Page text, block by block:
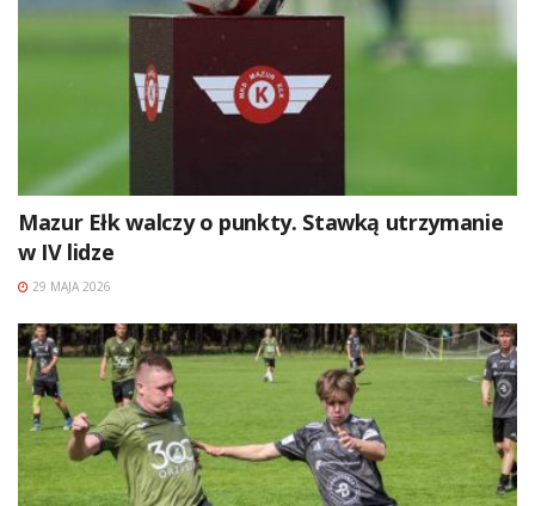
Mazur Ełk walczy o punkty. Stawką utrzymanie
w IV lidze
29 MAJA 2026